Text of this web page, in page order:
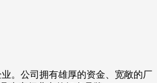
。公司拥有雄厚的资金、宽敞的厂